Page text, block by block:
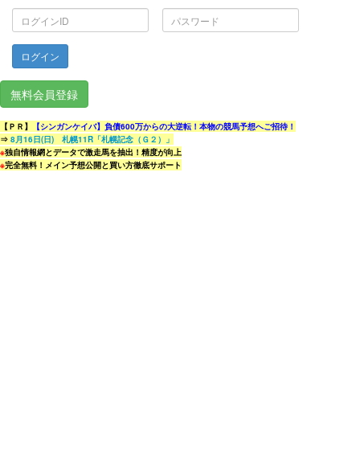
ロ
イ
ン
ID
パ
ス
ワ
無料会員登録
【ＰＲ】
【シンガンケイバ】負債600万からの大逆転！本物の競馬予想へご招待！
⇒ 8月16日(日) 札幌11R「札幌記念（Ｇ２）」
※独自情報網とデータで激走馬を抽出！精度が向上
※完全無料！メイン予想公開と買い方徹底サポート